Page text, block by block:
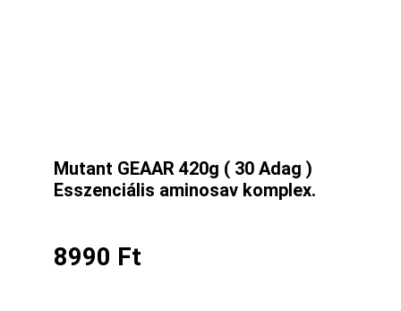
Mutant GEAAR 420g ( 30 Adag )
Esszenciális aminosav komplex.
8990 Ft